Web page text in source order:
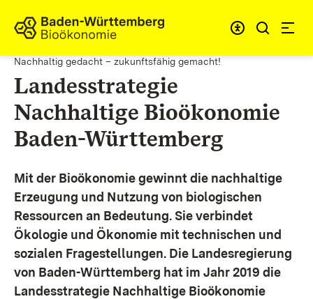
Zum Inhalt springen
Link zur Startseite
Nachhaltig gedacht – zukunftsfähig gemacht!
Landesstrategie
Nachhaltige Bioökonomie
Baden-Württemberg
Mit der Bioökonomie gewinnt die nachhaltige
Erzeugung und Nutzung von biologischen
Ressourcen an Bedeutung. Sie verbindet
Ökologie und Ökonomie mit technischen und
sozialen Fragestellungen. Die Landesregierung
von Baden-Württemberg hat im Jahr 2019 die
Landesstrategie Nachhaltige Bioökonomie